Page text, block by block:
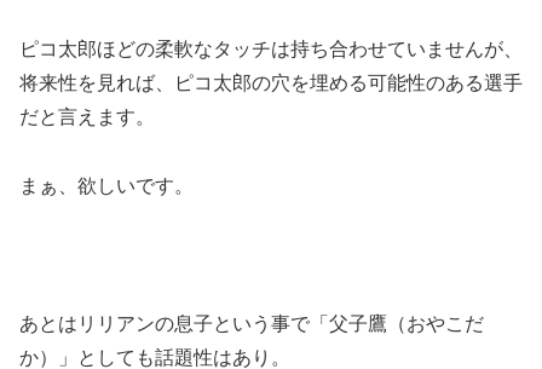
ピコ太郎ほどの柔軟なタッチは持ち合わせていませんが、
将来性を見れば、ピコ太郎の穴を埋める可能性のある選手
だと言えます。
まぁ、欲しいです。
あとはリリアンの息子という事で「父子鷹（おやこだ
か）」としても話題性はあり。